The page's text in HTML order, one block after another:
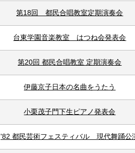
第18回 都民合唱教室定期演奏会
台東学園音楽教室 はつね会発表会
第20回 都民合唱教室 定期演奏会
伊藤京子日本の名曲をうたう
小栗茂子門下生ピアノ発表会
'82 都民芸術フェスティバル 現代舞踊公